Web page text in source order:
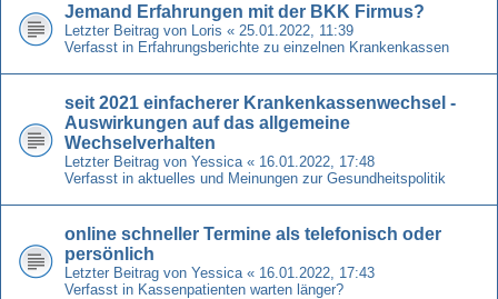
Jemand Erfahrungen mit der BKK Firmus?
Letzter Beitrag von Loris « 25.01.2022, 11:39
Verfasst in Erfahrungsberichte zu einzelnen Krankenkassen
seit 2021 einfacherer Krankenkassenwechsel -
Auswirkungen auf das allgemeine
Wechselverhalten
Letzter Beitrag von Yessica « 16.01.2022, 17:48
Verfasst in aktuelles und Meinungen zur Gesundheitspolitik
online schneller Termine als telefonisch oder
persönlich
Letzter Beitrag von Yessica « 16.01.2022, 17:43
Verfasst in Kassenpatienten warten länger?